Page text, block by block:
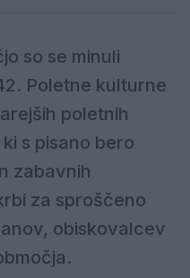
so se minuli
Poletne kulturne
poletnih
s pisano bero
zabavnih
za sproščeno
obiskovalcev